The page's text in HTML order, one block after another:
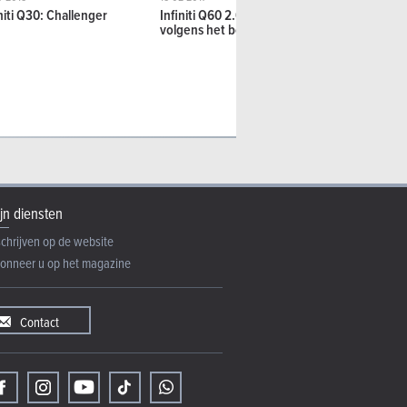
Q30: Challenger Infiniti Q60 2.0t : Een coupé
volgens het boekje
diensten
op de website
u op het magazine
Contact